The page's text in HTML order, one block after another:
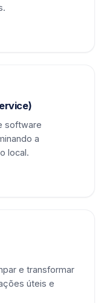
software
a
local.
e transformar
úteis e